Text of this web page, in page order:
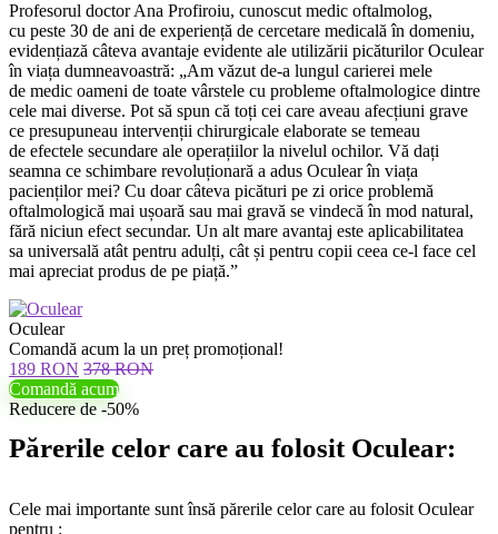
Profesorul doctor Ana Profiroiu, cunoscut medic oftalmolog,
cu peste 30 de ani de experiență de cercetare medicală în domeniu,
evidențiază câteva avantaje evidente ale utilizării picăturilor Oculear
în viața dumneavoastră: „Am văzut de-a lungul carierei mele
de medic oameni de toate vârstele cu probleme oftalmologice dintre
cele mai diverse. Pot să spun că toți cei care aveau afecțiuni grave
ce presupuneau intervenții chirurgicale elaborate se temeau
de efectele secundare ale operațiilor la nivelul ochilor. Vă dați
seamna ce schimbare revoluționară a adus Oculear în viața
pacienților mei? Cu doar câteva picături pe zi orice problemă
oftalmologică mai ușoară sau mai gravă se vindecă în mod natural,
fără niciun efect secundar. Un alt mare avantaj este aplicabilitatea
sa universală atât pentru adulți, cât și pentru copii ceea ce-l face cel
mai apreciat produs de pe piață.”
Oculear
Comandă acum la un preț promoțional!
189 RON 378 RON
Comandă acum
Reducere de -50%
Părerile celor care au folosit Oculear:
Cele mai importante sunt însă părerile celor care au folosit Oculear
pentru :